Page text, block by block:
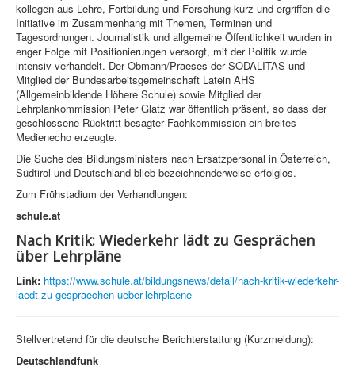
kollegen aus Lehre, Fortbildung und Forschung kurz und ergriffen die
Initiative im Zusammenhang mit Themen, Terminen und
Tagesordnungen. Journalistik und allgemeine Öffentlichkeit wurden in
enger Folge mit Positionierungen versorgt, mit der Politik wurde
intensiv verhandelt. Der Obmann/Praeses der SODALITAS und
Mitglied der Bundesarbeitsgemeinschaft Latein AHS
(Allgemeinbildende Höhere Schule) sowie Mitglied der
Lehrplankommission Peter Glatz war öffentlich präsent, so dass der
geschlossene Rücktritt besagter Fachkommission ein breites
Medienecho erzeugte.
Die Suche des Bildungsministers nach Ersatzpersonal in Österreich,
Südtirol und Deutschland blieb bezeichnenderweise erfolglos.
Zum Frühstadium der Verhandlungen:
schule.at
Nach Kritik: Wiederkehr lädt zu Gesprächen
über Lehrpläne
Link: https://www.schule.at/bildungsnews/detail/nach-kritik-wiederkehr-
laedt-zu-gespraechen-ueber-lehrplaene
Stellvertretend für die deutsche Berichterstattung (Kurzmeldung):
Deutschlandfunk